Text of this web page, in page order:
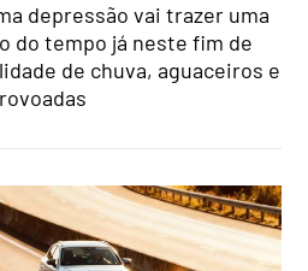
depressão vai trazer uma
do tempo já neste fim de
de chuva, aguaceiros e